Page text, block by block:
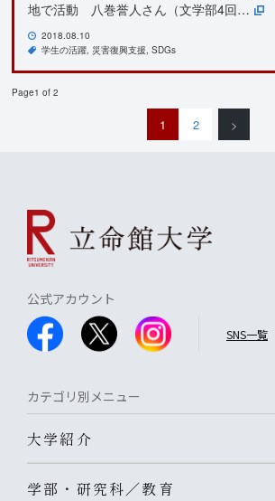
地で活動 八巻誉人さん（文学部4回…
2018.08.10
学生の活躍 災害復興支援 SDGs
Page1 of 2
1 2 >
公式アカウント
SNS一覧
カテゴリ別メニュー
大学紹介
学部・研究科／教育